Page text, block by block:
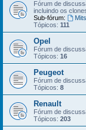
Fórum de
incluindo os
Sub-fórum:
Tópicos: 111
Opel
Fórum de
Tópicos: 16
Peugeot
Fórum de
Tópicos: 8
Renault
Fórum de
Tópicos: 203